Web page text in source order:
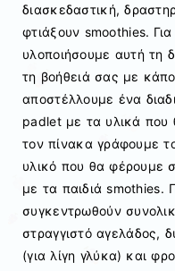
διασκεδαστική,
φτιάξουν smoothies.
υλοποιήσουμε αυτή τη
τη βοήθειά σας με
αποστέλλουμε ένα
padlet με τα υλικά που
τον πίνακα γράφουμε
υλικό που θα φέρουμε
με τα παιδιά smothies.
συγκεντρωθούν
στραγγιστό αγελάδος,
(για λίγη γλύκα) και